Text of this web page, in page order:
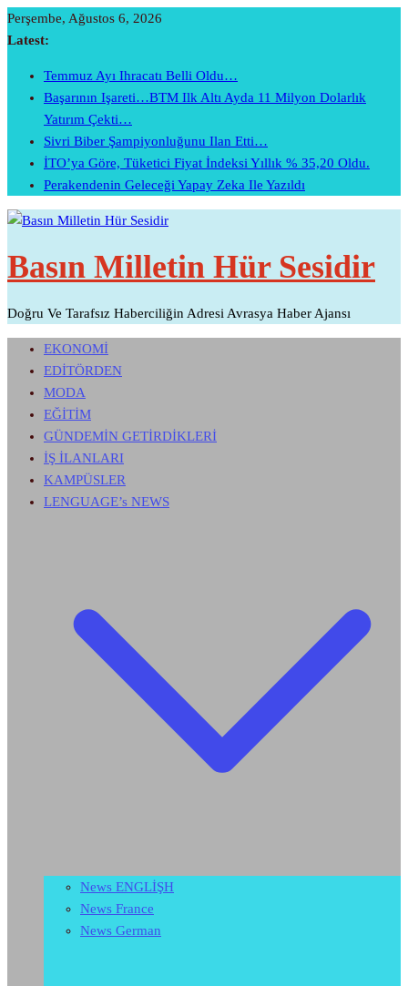
Skip
To
Perşembe, Ağustos 6, 2026
Latest:
Temmuz Ayı Ihracatı Belli Oldu…
Başarının Işareti…BTM Ilk Altı Ayda 11 Milyon Dolarlık
Yatırım Çekti…
Sivri Biber Şampiyonluğunu Ilan Etti…
İTO’ya Göre, Tüketici Fiyat İndeksi Yıllık % 35,20 Oldu.
Perakendenin Geleceği Yapay Zeka Ile Yazıldı
Basın Milletin Hür Sesidir
Doğru Ve Tarafsız Haberciliğin Adresi Avrasya Haber Ajansı
EKONOMİ
EDİTÖRDEN
MODA
EĞİTİM
GÜNDEMİN GETİRDİKLERİ
İŞ İLANLARI
KAMPÜSLER
LENGUAGE’s NEWS
News ENGLİŞH
News France
News German